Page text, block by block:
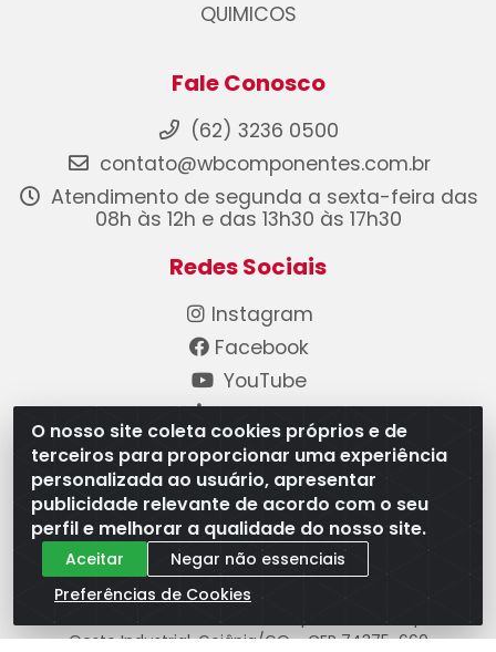
O nosso site coleta cookies próprios e de
terceiros para proporcionar uma experiência
personalizada ao usuário, apresentar
publicidade relevante de acordo com o seu
perfil e melhorar a qualidade do nosso site.
Aceitar
Negar não essenciais
Preferências de Cookies
QUIMICOS
Fale Conosco
(62) 3236 0500
contato@wbcomponentes.com.br
Atendimento de segunda a sexta-feira das
08h às 12h e das 13h30 às 17h30
Redes Sociais
Instagram
Facebook
YouTube
Linkedin
Formas de Pagamento
WB Componentes Automotivos LTDA - CNPJ
Oeste Industrial, Goiânia/GO - CEP 74375-660